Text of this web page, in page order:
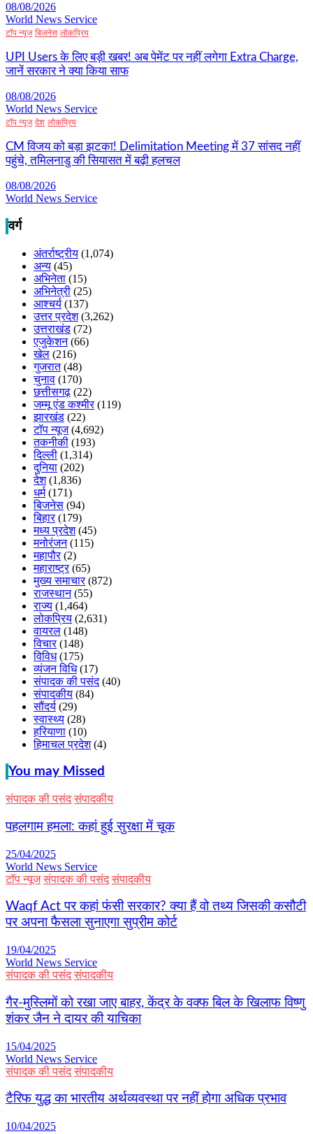
08/08/2026
World News Service
टॉप न्यूज बिजनेस लोकप्रिय
UPI Users के लिए बड़ी खबर! अब पेमेंट पर नहीं लगेगा Extra Charge,
जानें सरकार ने क्या किया साफ
08/08/2026
World News Service
टॉप न्यूज देश लोकप्रिय
CM विजय को बड़ा झटका! Delimitation Meeting में 37 सांसद नहीं
पहुंचे, तमिलनाडु की सियासत में बढ़ी हलचल
08/08/2026
World News Service
वर्ग
अंतर्राष्ट्रीय (1,074)
अन्य (45)
अभिनेता (15)
अभिनेत्री (25)
आश्चर्य (137)
उत्तर प्रदेश(3,262)
उत्तराखंड (72)
एजुकेशन(66)
खेल (216)
गुजरात(48)
चुनाव (170)
छत्तीसगढ़ (22)
जम्मू एंड कश्मीर(119)
झारखंड (22)
टॉप न्यूज(4,692)
तकनीकी (193)
दिल्ली (1,314)
दुनिया (202)
देश(1,836)
धर्म(171)
बिजनेस (94)
बिहार(179)
मध्य प्रदेश(45)
मनोरंजन(115)
महापौर(2)
महाराष्ट्र(65)
मुख्य समाचार(872)
राजस्थान(55)
राज्य (1,464)
लोकप्रिय (2,631)
वायरल (148)
विचार(148)
विविध(175)
व्यंजन विधि(17)
संपादक की पसंद(40)
संपादकीय (84)
सौंदर्य (29)
स्वास्थ्य (28)
हरियाणा (10)
हिमाचल प्रदेश(4)
You may Missed
संपादक की पसंद संपादकीय
पहलगाम हमला: कहां हुई सुरक्षा में चूक
25/04/2025
World News Service
टॉप न्यूज संपादक की पसंद संपादकीय
Waqf Act पर कहां फंसी सरकार? क्या हैं वो तथ्य जिसकी कसौटी
पर अपना फैसला सुनाएगा सुप्रीम कोर्ट
19/04/2025
World News Service
संपादक की पसंद संपादकीय
गैर-मुस्लिमों को रखा जाए बाहर, केंद्र के वक्फ बिल के खिलाफ विष्णु
शंकर जैन ने दायर की याचिका
15/04/2025
World News Service
संपादक की पसंद संपादकीय
टैरिफ युद्ध का भारतीय अर्थव्यवस्था पर नहीं होगा अधिक प्रभाव
10/04/2025